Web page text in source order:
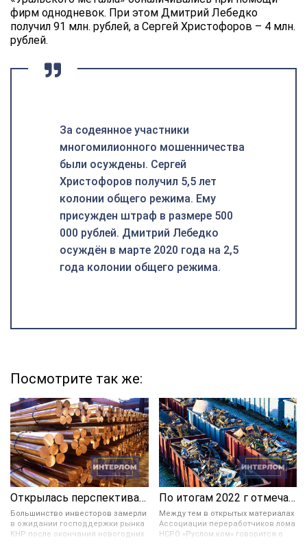
фирм однодневок. При этом Дмитрий Лебедко
получил 91 млн. рублей, а Сергей Христофоров – 4 млн.
рублей.
За содеянное участники
многомилионного мошенничества
были осуждены. Сергей
Христофоров получил 5,5 лет
колонии общего режима. Ему
присужден штраф в размере 500
000 рублей. Дмитрий Лебедко
осуждён в марте 2020 года на 2,5
года колонии общего режима.
Посмотрите так же:
Открылась перспектива укрепления цветных металлов в цене
Большинство инвесторов замерли
в ожидании господдержки рынка
КНР после окончания новогодних
По итогам 2022 г отмечается значительное снижение ломозаготовки в России
Между тем в открытых материалах
Ассоциации переработчиков лома
НСРО «Руслом.ком» говорится о